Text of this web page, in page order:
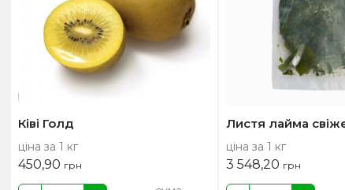
Ківі Голд
ціна за 1 кг
450,90 грн
Листя лайма
ціна за 1 кг
3 548,20 грн